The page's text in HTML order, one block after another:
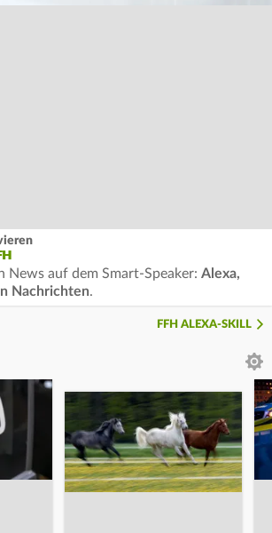
News auf dem Smart-Speaker: Alexa,
Nachrichten.
FFH ALEXA-SKILL